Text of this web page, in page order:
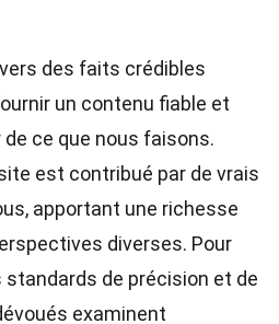
des faits crédibles
un contenu fiable et
ce que nous faisons.
est contribué par de vrais
apportant une richesse
diverses. Pour
standards de précision et de
examinent